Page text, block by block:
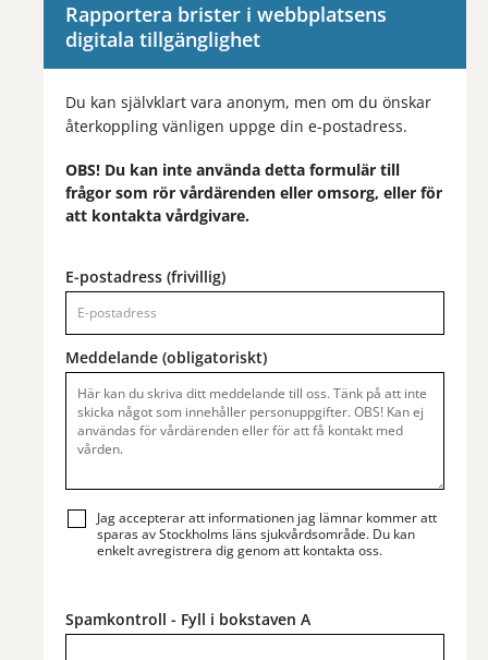
Rapportera brister i webbplatsens
digitala tillgänglighet
Du kan självklart vara anonym, men om du önskar
återkoppling vänligen uppge din e-postadress.
OBS! Du kan inte använda detta formulär till
frågor som rör vårdärenden eller omsorg, eller för
att kontakta vårdgivare.
E-postadress (frivillig)
Meddelande (obligatoriskt)
Jag accepterar att informationen jag lämnar kommer att
sparas av Stockholms läns sjukvårdsområde. Du kan
enkelt avregistrera dig genom att kontakta oss.
Spamkontroll - Fyll i bokstaven A